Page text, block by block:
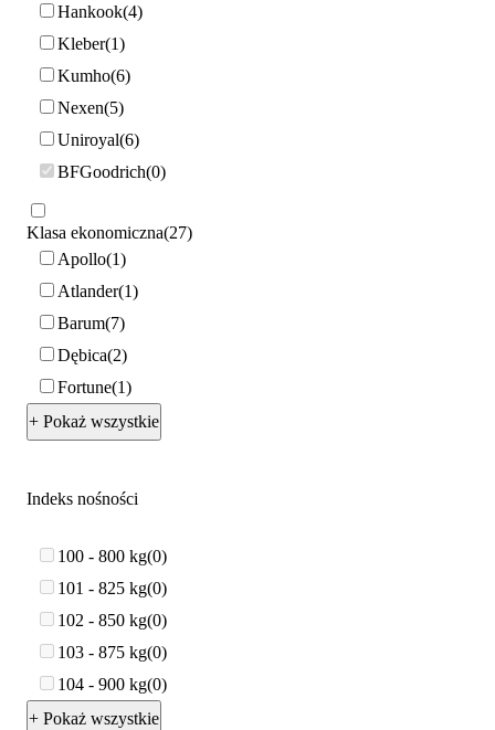
Hankook 4
Kleber 1
Kumho 6
Nexen 5
Uniroyal 6
BFGoodrich 0
Klasa ekonomiczna 27
Apollo 1
Atlander 1
Barum 7
Dębica 2
Fortune 1
+ Pokaż wszystkie
Indeks nośności
100 - 800 kg 0
101 - 825 kg 0
102 - 850 kg 0
103 - 875 kg 0
104 - 900 kg 0
+ Pokaż wszystkie